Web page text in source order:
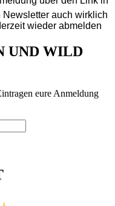
auch wirklich
wieder abmelden
UND WILD
eure Anmeldung